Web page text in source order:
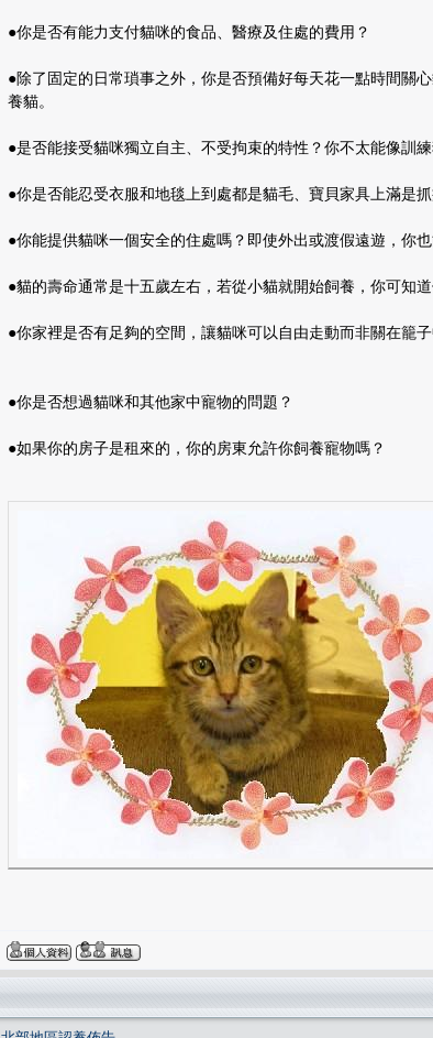
●你是否有能力支付貓咪的食品、醫療及住處的費用？
●除了固定的日常瑣事之外，你是否預備好每天花一點時間關
養貓。
●是否能接受貓咪獨立自主、不受拘束的特性？你不太能像訓
●你是否能忍受衣服和地毯上到處都是貓毛、寶貝家具上滿是
●你能提供貓咪一個安全的住處嗎？即使外出或渡假遠遊，你
●貓的壽命通常是十五歲左右，若從小貓就開始飼養，你可知
●你家裡是否有足夠的空間，讓貓咪可以自由走動而非關在籠子
●你是否想過貓咪和其他家中寵物的問題？
●如果你的房子是租來的，你的房東允許你飼養寵物嗎？